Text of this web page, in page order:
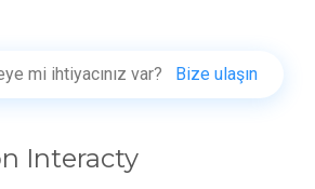
mi ihtiyacınız var? Bize ulaşın
Interacty